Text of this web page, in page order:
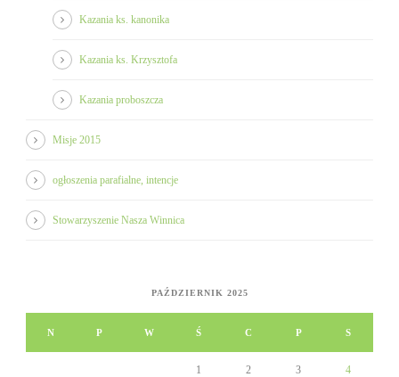
Kazania ks. kanonika
Kazania ks. Krzysztofa
Kazania proboszcza
Misje 2015
ogłoszenia parafialne, intencje
Stowarzyszenie Nasza Winnica
PAŹDZIERNIK 2025
N P W Ś C P S
1 2 3 4